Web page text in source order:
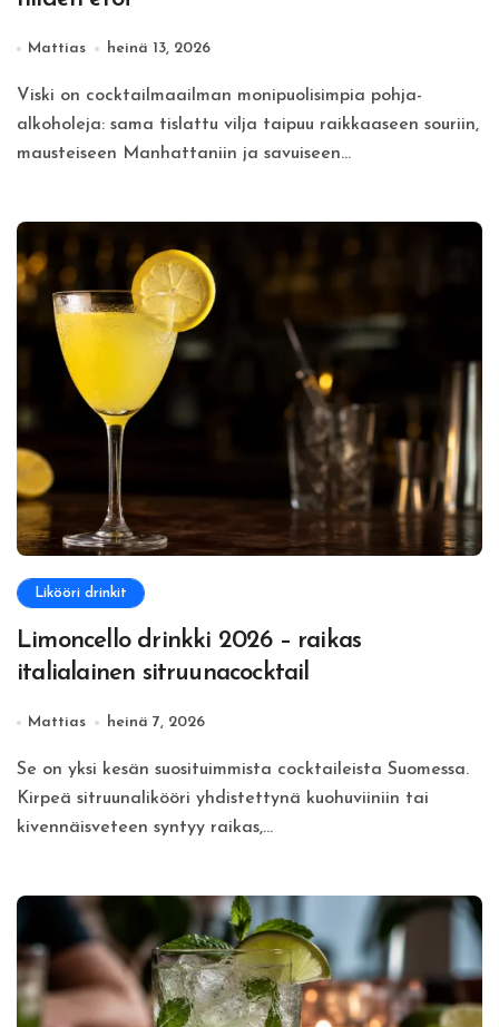
Mattias heinä 13, 2026
Viski on cocktailmaailman monipuolisimpia pohja-
alkoholeja: sama tislattu vilja taipuu raikkaaseen souriin,
mausteiseen Manhattaniin ja savuiseen...
Likööri drinkit
Limoncello drinkki 2026 – raikas
italialainen sitruunacocktail
Mattias heinä 7, 2026
Se on yksi kesän suosituimmista cocktaileista Suomessa.
Kirpeä sitruunalikööri yhdistettynä kuohuviiniin tai
kivennäisveteen syntyy raikas,...